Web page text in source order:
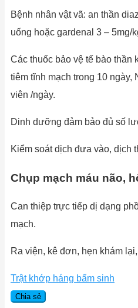
Bệnh nhân vật vã: an thần
uống hoặc gardenal 3 – 5mg/
Các thuốc bảo vệ tế bào thần
tiêm tĩnh mạch trong 10 ngày,
viên /ngày.
Dinh dưỡng đảm bảo đủ số
Kiểm soát dịch đưa vào, dịch
Chụp mạch máu não,
Can thiệp trực tiếp dị dạng
mạch.
Ra viện, kê đơn, hẹn khám
Trật khớp háng bẩm sinh
Chia sẻ